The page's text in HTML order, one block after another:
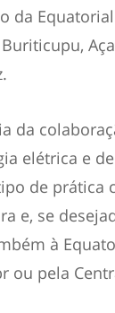
da
da
elétrica e
de prática
e, se
à
ou pela